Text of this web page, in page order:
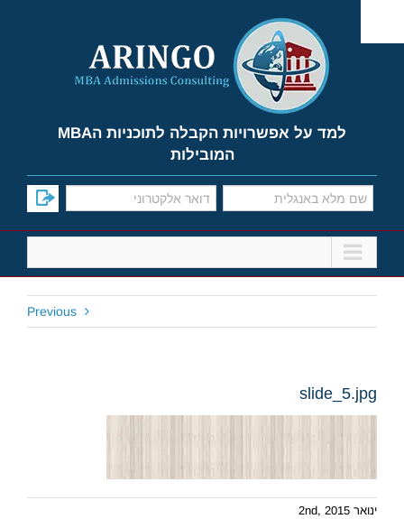
content
למד על אפשרויות הקבלה לתוכניות הMBA
המובילות
Previous
slide_5.jpg
ינואר 2nd, 2015